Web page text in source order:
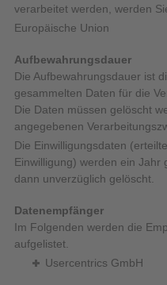
verarbeitet werden, werden
Europäische Union
Aufbewahrungsdauer
Die Aufbewahrungsdauer ist
gesammelten Daten für die
Die Daten müssen gelöscht
angegebenen
Die Einwilligungsdaten
Einwilligung) werden ein Jahr
dann unverzüglich gelöscht.
Datenempfänger
Im Folgenden werden die
aufgelistet.
Usercentrics GmbH